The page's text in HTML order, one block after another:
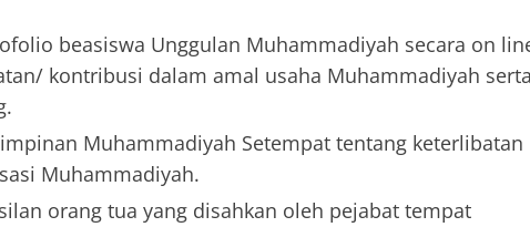
beasiswa Unggulan Muhammadiyah secara on
kontribusi dalam amal usaha Muhammadiyah
Muhammadiyah Setempat tentang keterlibatan
Muhammadiyah.
orang tua yang disahkan oleh pejabat tempat